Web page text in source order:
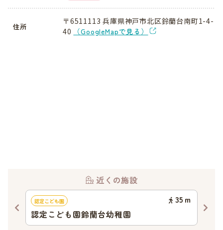
住所
〒6511113 兵庫県神戸市北区鈴蘭台南町1-4-
40
（GoogleMapで見る）
近くの施設
認定こども園 35 ｍ
認定こども園鈴蘭台幼稚園